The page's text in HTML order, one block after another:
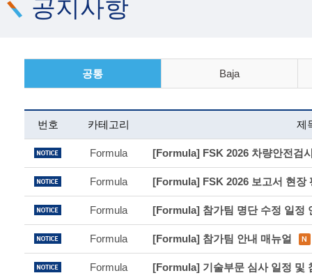
공지사항
공통 Baja
번호 카테고리 제
Formula [Formula] FSK 2026 차량안전검
Formula [Formula] FSK 2026 보고서 현장
Formula [Formula] 참가팀 명단 수정 일정
Formula [Formula] 참가팀 안내 매뉴얼
Formula [Formula] 기술부문 심사 일정 및